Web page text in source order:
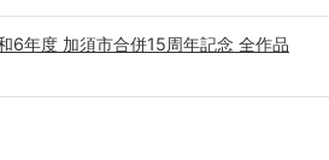
6年度 加須市合併15周年記念 全作品